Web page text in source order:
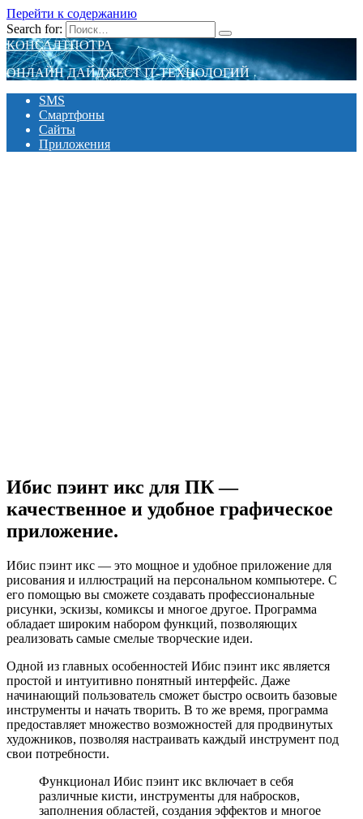
Перейти к содержанию
Search for:
КОНСАЛТПОТРА
ОНЛАЙН ДАЙДЖЕСТ IT-ТЕХНОЛОГИЙ
SMS
Смартфоны
Сайты
Приложения
Ибис пэинт икс для ПК —
качественное и удобное графическое
приложение.
Ибис пэинт икс — это мощное и удобное приложение для
рисования и иллюстраций на персональном компьютере. С
его помощью вы сможете создавать профессиональные
рисунки, эскизы, комиксы и многое другое. Программа
обладает широким набором функций, позволяющих
реализовать самые смелые творческие идеи.
Одной из главных особенностей Ибис пэинт икс является
простой и интуитивно понятный интерфейс. Даже
начинающий пользователь сможет быстро освоить базовые
инструменты и начать творить. В то же время, программа
предоставляет множество возможностей для продвинутых
художников, позволяя настраивать каждый инструмент под
свои потребности.
Функционал Ибис пэинт икс включает в себя
различные кисти, инструменты для набросков,
заполнения областей, создания эффектов и многое